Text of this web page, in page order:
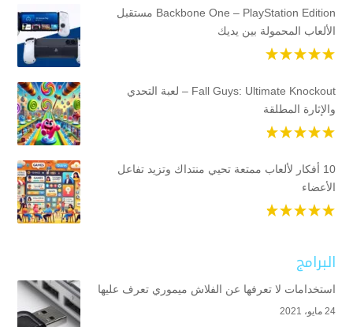
Backbone One – PlayStation Edition مستقبل
الألعاب المحمولة بين يديك
Fall Guys: Ultimate Knockout – لعبة التحدي
والإثارة المطلقة
10 أفكار لألعاب ممتعة تحيي منتداك وتزيد تفاعل
الأعضاء
البرامج
استخدامات لا تعرفها عن الفلاش ميموري تعرف عليها
24 مايو، 2021